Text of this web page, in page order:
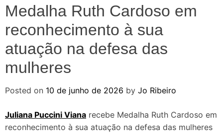
Medalha Ruth Cardoso em
reconhecimento à sua
atuação na defesa das
mulheres
Posted on 10 de junho de 2026 by Jo Ribeiro
Juliana Puccini Viana recebe Medalha Ruth Cardoso em
reconhecimento à sua atuação na defesa das mulheres